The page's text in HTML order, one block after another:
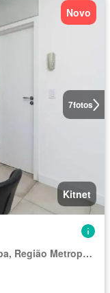
7fotos
Novo
Kitnet
Região Geográfica Imediata de Curitiba, Região Metropolitana de Curitiba